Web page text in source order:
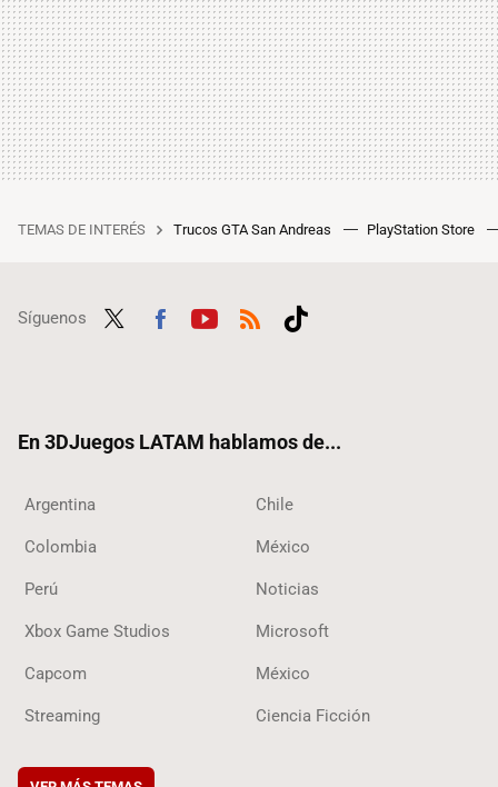
TEMAS DE INTERÉS Trucos GTA San Andreas PlayStation Store
Síguenos
En 3DJuegos LATAM hablamos de...
Argentina Chile
Colombia México
Perú Noticias
Xbox Game Studios Microsoft
Capcom México
Streaming Ciencia Ficción